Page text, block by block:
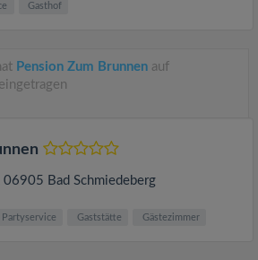
Gasthof
Pension Zum Brunnen auf
06905 Bad Schmiedeberg
Partyservice Gaststätte Gästezimmer